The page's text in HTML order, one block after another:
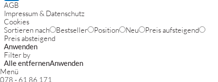
AGB
Impressum & Datenschutz
Cookies
Sortieren nach
Bestseller Position Neu
Preis aufsteigend
Preis absteigend
Anwenden
Filter by
Alle entfernenAnwenden
Menü
078 - 61 86 171